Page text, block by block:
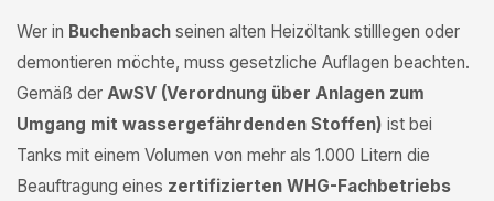
Wer in Buchenbach seinen alten Heizöltank stilllegen oder
demontieren möchte, muss gesetzliche Auflagen beachten.
Gemäß der AwSV (Verordnung über Anlagen zum
Umgang mit wassergefährdenden Stoffen) ist bei
Tanks mit einem Volumen von mehr als 1.000 Litern die
Beauftragung eines zertifizierten WHG-Fachbetriebs